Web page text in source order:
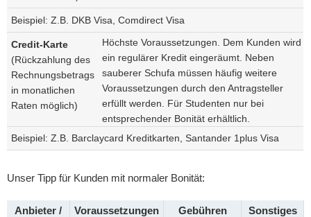
Beispiel: Z.B. DKB Visa, Comdirect Visa
Credit-Karte
(Rückzahlung des
Rechnungsbetrags
in monatlichen
Raten möglich)
Höchste Voraussetzungen. Dem Kunden wird
ein regulärer Kredit eingeräumt. Neben
sauberer Schufa müssen häufig weitere
Voraussetzungen durch den Antragsteller
erfüllt werden. Für Studenten nur bei
entsprechender Bonität erhältlich.
Beispiel: Z.B. Barclaycard Kreditkarten, Santander 1plus Visa
Unser Tipp für Kunden mit normaler Bonität:
Anbieter /
Voraussetzungen Gebühren Sonstiges